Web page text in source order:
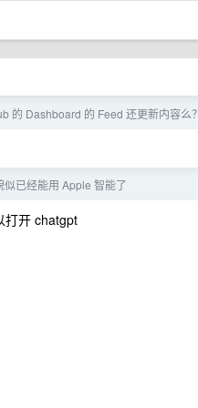
的 Dashboard 的 Feed 还更新内容么？
似已经能用 Apple 智能了
打开 chatgpt